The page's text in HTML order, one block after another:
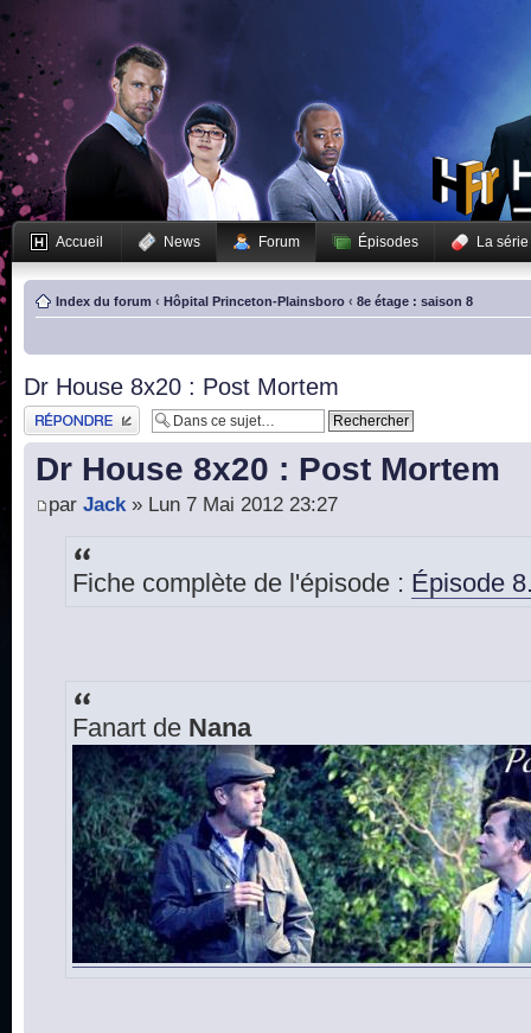
Accueil News Forum Épisodes La série
Index du forum ‹ Hôpital Princeton-Plainsboro ‹ 8e étage : saison 8
Dr House 8x20 : Post Mortem
Publier une réponse
Dr House 8x20 : Post Mortem
par Jack» Lun 7 Mai 2012 23:27
Fiche complète de l'épisode : Épisode
Fanart de Nana